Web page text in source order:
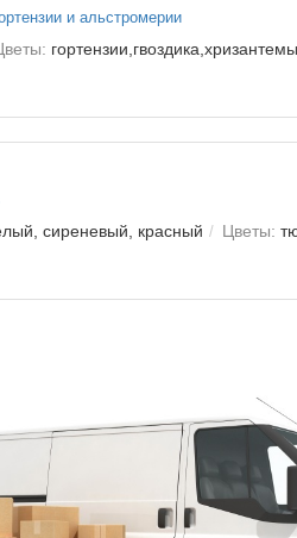
и альстромерии
сиреневый, красный Цветы: